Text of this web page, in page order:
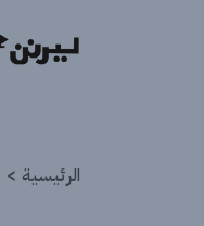
الرئيسية